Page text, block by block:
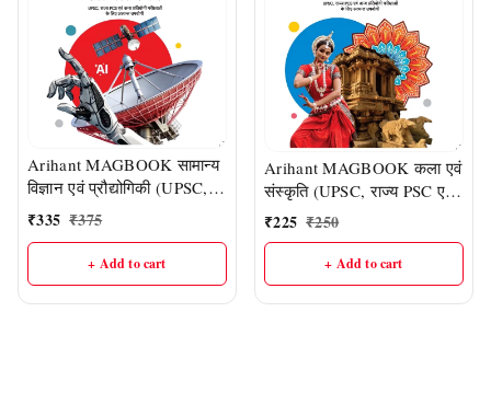
Arihant MAGBOOK सामान्य
विज्ञान एवं प्रौद्योगिकी (UPSC,
राज्य PSC एवं अन्य प्रतियोगी
परीक्षाओं के लिए अत्यंत उपयोगी)
₹335 ₹375
+ Add to cart
Arihant MAGBOOK कला एवं
संस्कृति (UPSC, राज्य PSC एवं
अन्य प्रतियोगी परीक्षाओं के लिए
₹225 ₹250
+ Add to cart